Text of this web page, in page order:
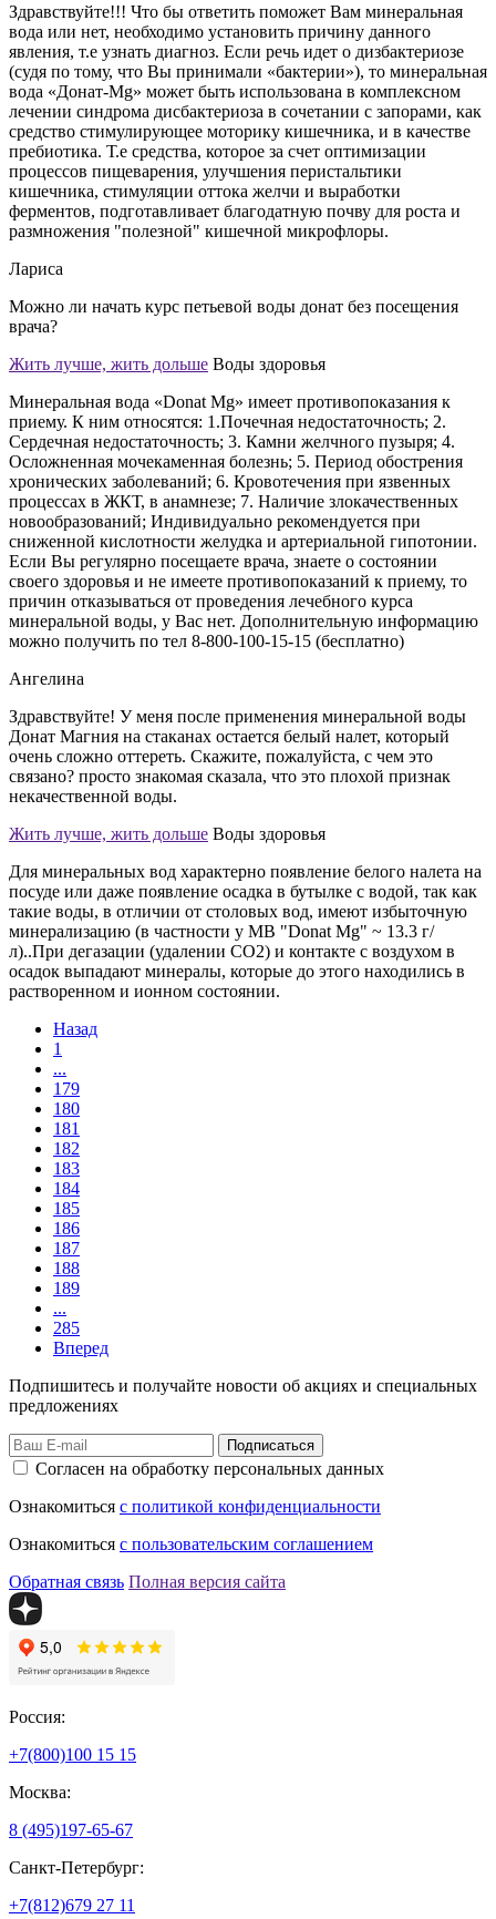
Здравствуйте!!! Что бы ответить поможет Вам минеральная
вода или нет, необходимо установить причину данного
явления, т.е узнать диагноз. Если речь идет о дизбактериозе
(судя по тому, что Вы принимали «бактерии»), то минеральная
вода «Донат-Mg» может быть использована в комплексном
лечении синдрома дисбактериоза в сочетании с запорами, как
средство стимулирующее моторику кишечника, и в качестве
пребиотика. Т.е средства, которое за счет оптимизации
процессов пищеварения, улучшения перистальтики
кишечника, стимуляции оттока желчи и выработки
ферментов, подготавливает благодатную почву для роста и
размножения "полезной" кишечной микрофлоры.
Лариса
Можно ли начать курс петьевой воды донат без посещения
врача?
Жить лучше, жить дольше Воды здоровья
Минеральная вода «Donat Mg» имеет противопоказания к
приему. К ним относятся: 1.Почечная недостаточность; 2.
Сердечная недостаточность; 3. Камни желчного пузыря; 4.
Осложненная мочекаменная болезнь; 5. Период обострения
хронических заболеваний; 6. Кровотечения при язвенных
процессах в ЖКТ, в анамнезе; 7. Наличие злокачественных
новообразований; Индивидуально рекомендуется при
сниженной кислотности желудка и артериальной гипотонии.
Если Вы регулярно посещаете врача, знаете о состоянии
своего здоровья и не имеете противопоказаний к приему, то
причин отказываться от проведения лечебного курса
минеральной воды, у Вас нет. Дополнительную информацию
можно получить по тел 8-800-100-15-15 (бесплатно)
Ангелина
Здравствуйте! У меня после применения минеральной воды
Донат Магния на стаканах остается белый налет, который
очень сложно оттереть. Скажите, пожалуйста, с чем это
связано? просто знакомая сказала, что это плохой признак
некачественной воды.
Жить лучше, жить дольше Воды здоровья
Для минеральных вод характерно появление белого налета на
посуде или даже появление осадка в бутылке с водой, так как
такие воды, в отличии от столовых вод, имеют избыточную
минерализацию (в частности у МВ "Donat Mg" ~ 13.3 г/
л)..При дегазации (удалении СО2) и контакте с воздухом в
осадок выпадают минералы, которые до этого находились в
растворенном и ионном состоянии.
Назад
1
...
179
180
181
182
183
184
185
186
187
188
189
...
285
Вперед
Подпишитесь и получайте новости об акциях и специальных
предложениях
Подписаться
Согласен на обработку персональных данных
Ознакомиться с политикой конфиденциальности
Ознакомиться с пользовательским соглашением
Обратная связь Полная версия сайта
Россия:
+7(800)100 15 15
Москва:
8 (495)197-65-67
Санкт-Петербург:
+7(812)679 27 11